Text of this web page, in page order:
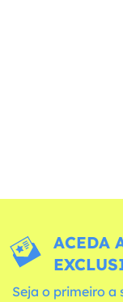
ACEDA
Seja o primeiro a